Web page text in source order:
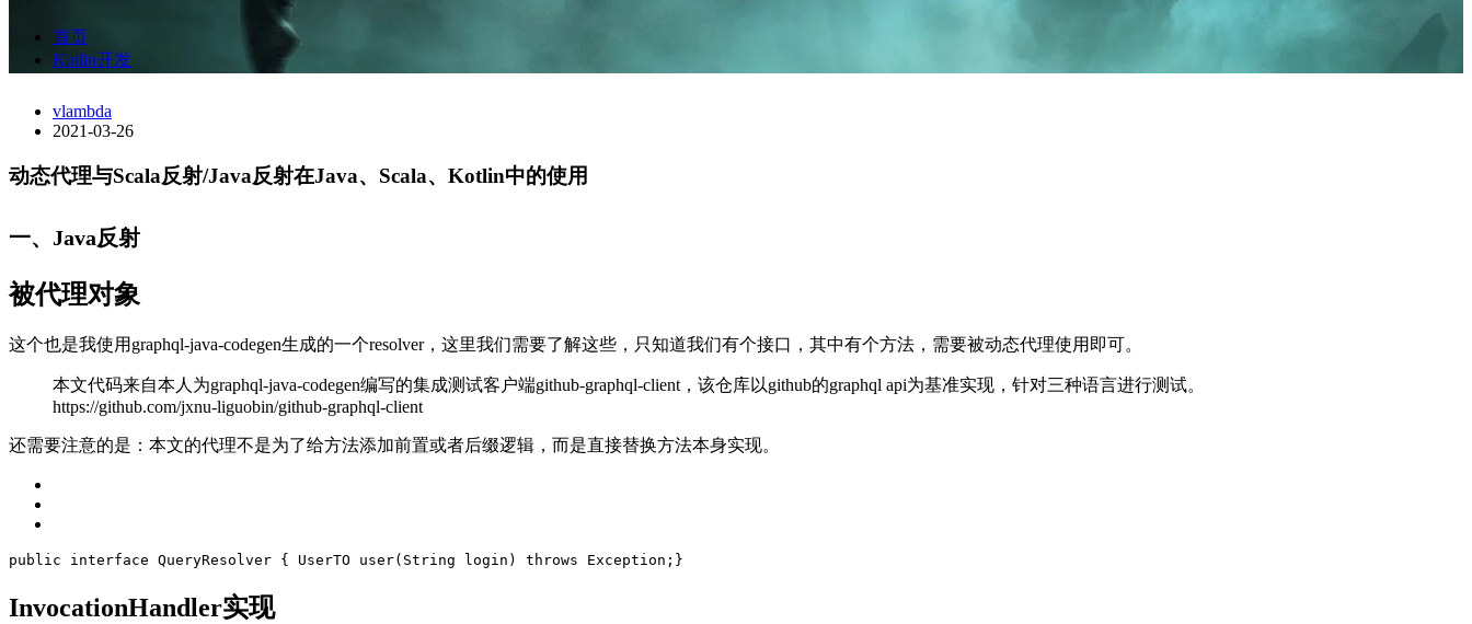
首页
Kotlin开发
vlambda
2021-03-26
动态代理与Scala反射/Java反射在Java、Scala、Kotlin中的使用
一、Java反射
被代理对象
这个也是我使用graphql-java-codegen生成的一个resolver，这里我们需要了解这些，只知道我们有个接口，其中有个方法，需要被动态代理使用即可。
本文代码来自本人为graphql-java-codegen编写的集成测试客户端github-graphql-client，该仓库以github的graphql api为基准实现，针对三种语言进行测试。
https://github.com/jxnu-liguobin/github-graphql-client
还需要注意的是：本文的代理不是为了给方法添加前置或者后缀逻辑，而是直接替换方法本身实现。
public interface QueryResolver { UserTO user(String login) throws Exception ; }
InvocationHandler实现